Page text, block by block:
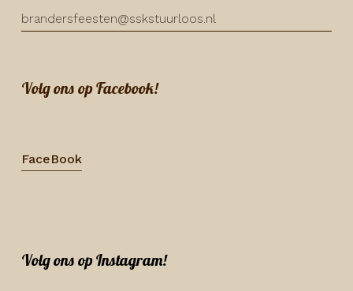
brandersfeesten@sskstuurloos.nl
Volg ons op Facebook!
FaceBook
Volg ons op Instagram!